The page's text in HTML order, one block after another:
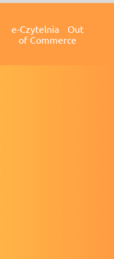
e-Czytelnia Out
of Commerce